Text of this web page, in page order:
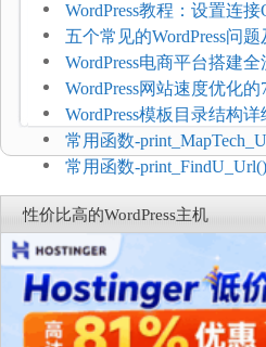
网页指标（CWV）
WordPress教程：设置连
化
五个常见的WordPress问
WordPress电商平台搭建
键部署
WordPress网站速度优化
WordPress模板目录结构
常用函数-
常用函数-print_FindU_Url()
性价比高的WordPress主机